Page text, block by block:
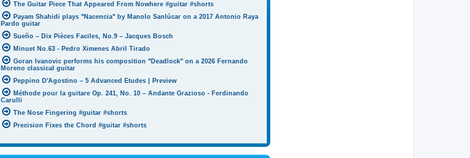
The Guitar Piece That Appeared From Nowhere #guitar #shorts
Payam Shahidi plays "Nacencia" by Manolo Sanlúcar on a 2017 Antonio Raya
Pardo guitar
Sueño – Dix Pièces Faciles, No.9 – Jacques Bosch
Minuet No.63 - Pedro Ximenes Abril Tirado
Goran Ivanovic performs his composition "Deadlock" on a 2026 Fernando
Moreno classical guitar
Peppino D'Agostino – 5 Advanced Etudes | Preview
Méthode pour la guitare Op. 241, No. 10 – Andante Grazioso - Ferdinando
Carulli
The Nose Fingering #guitar #shorts
Precision Fixes the Chord #guitar #shorts